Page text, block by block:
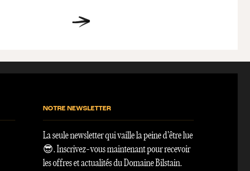
NOTRE NEWSLETTER
La seule newsletter qui vaille la peine d'être lue
😎. Inscrivez-vous maintenant pour recevoir
les offres et actualités du Domaine Bilstain.